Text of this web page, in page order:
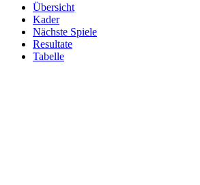
Übersicht
Kader
Nächste Spiele
Resultate
Tabelle